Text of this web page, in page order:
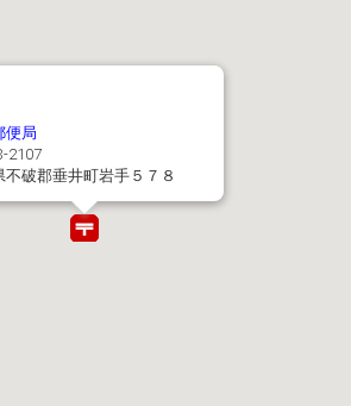
便局
2107
不破郡垂井町岩手５７８